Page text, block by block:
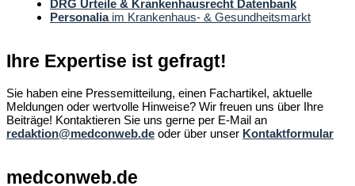
DRG Urteile & Krankenhausrecht Datenbank
Personaliaim Krankenhaus- & Gesundheitsmarkt
Ihre Expertise ist gefragt!
Sie haben eine Pressemitteilung, einen Fachartikel, aktuelle
Meldungen oder wertvolle Hinweise? Wir freuen uns über Ihre
Beiträge! Kontaktieren Sie uns gerne per E-Mail an
redaktion@medconweb.de oder über unser Kontaktformular
medconweb.de